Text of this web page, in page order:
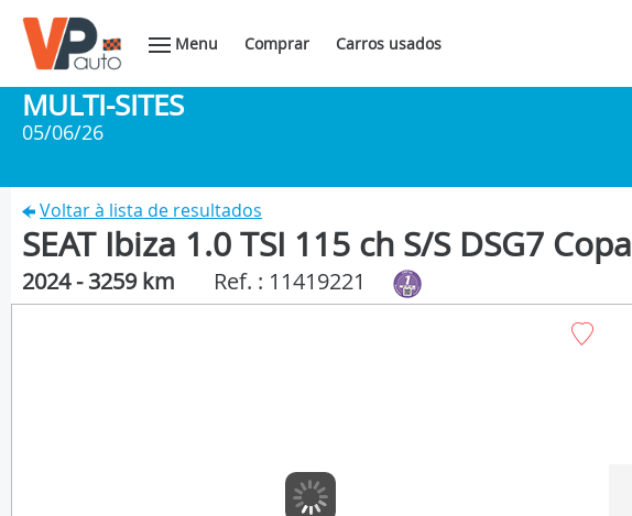
Menu Comprar Carros usados
MULTI-SITES
05/06/26
Voltar à lista de resultados
SEAT Ibiza 1.0 TSI 115 ch S/S DSG7 Copa
2024 - 3259 km Ref. : 11419221